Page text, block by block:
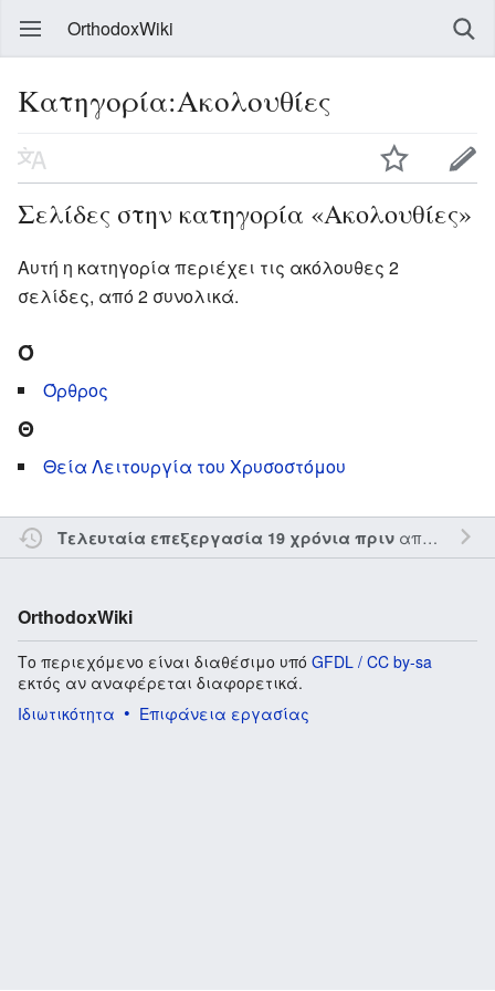
OrthodoxWiki
Κατηγορία:Ακολουθίες
Σελίδες στην κατηγορία «Ακολουθίες»
Αυτή η κατηγορία περιέχει τις ακόλουθες 2
σελίδες, από 2 συνολικά.
Ό
Όρθρος
Θ
Θεία Λειτουργία του Χρυσοστόμου
Τελευταία επεξεργασία 19 χρόνια πριναπό τον την
OrthodoxWiki
Το περιεχόμενο είναι διαθέσιμο υπό GFDL / CC by-sa
εκτός αν αναφέρεται διαφορετικά.
Ιδιωτικότητα
Επιφάνεια εργασίας